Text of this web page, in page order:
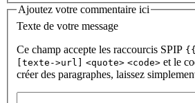
Ajoutez votre commentaire ici
Texte de votre message
Ce champ accepte les raccourcis SPIP
[texte->url] <quote> <code> et le
créer des paragraphes, laissez